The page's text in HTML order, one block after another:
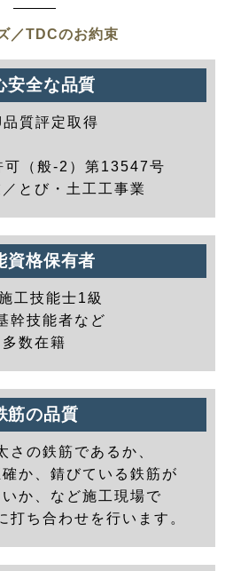
／TDCのお約束
安全な品質
質評定取得
可（般-2）第13547号
とび・土工工事業
資格保有者
工技能士1級
幹技能者など
多数在籍
筋の品質
さの鉄筋であるか、
か、錆びている鉄筋が
か、など施工現場で
打ち合わせを行います。